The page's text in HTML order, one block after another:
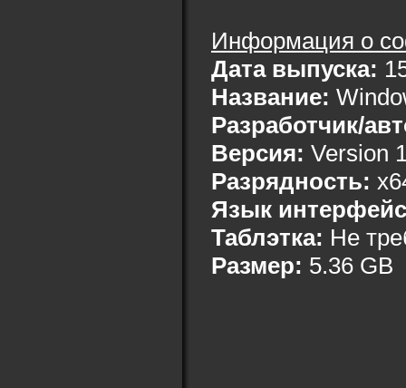
Информация о
Дата выпуска:
Название:
Разработчик/
Версия: Version
Разрядность:
Язык
Таблэтка: Не
Размер: 5.36 GB